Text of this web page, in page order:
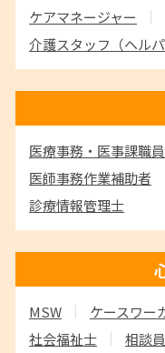
ケアマネージャー
介護スタッフ （ヘル
医療事務・医事課職員
医師事務作業補助者
診療情報管理士
MSW ケースワー
社会福祉士
相談員